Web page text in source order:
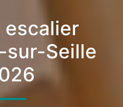
escalier
sur-Seille